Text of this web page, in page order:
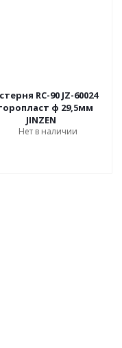
RC-90 JZ-60024
ф 29,5мм
JINZEN
Нет в наличии